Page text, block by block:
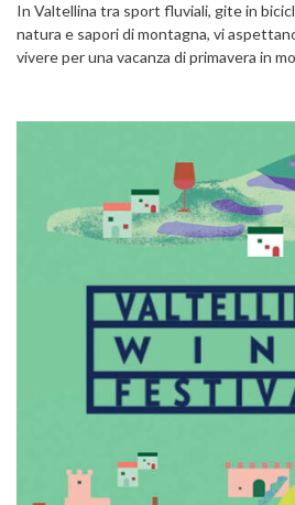
In Valtellina tra sport fluviali, gite in
natura e sapori di montagna, vi
vivere per una vacanza di primavera in